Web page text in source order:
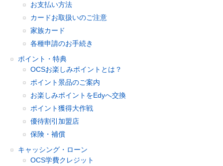
お支払い方法
カードお取扱いのご注意
家族カード
各種申請のお手続き
ポイント・特典
OCSお楽しみポイントとは？
ポイント景品のご案内
お楽しみポイントをEdyへ交換
ポイント獲得大作戦
優待割引加盟店
保険・補償
キャッシング・ローン
OCS学費クレジット